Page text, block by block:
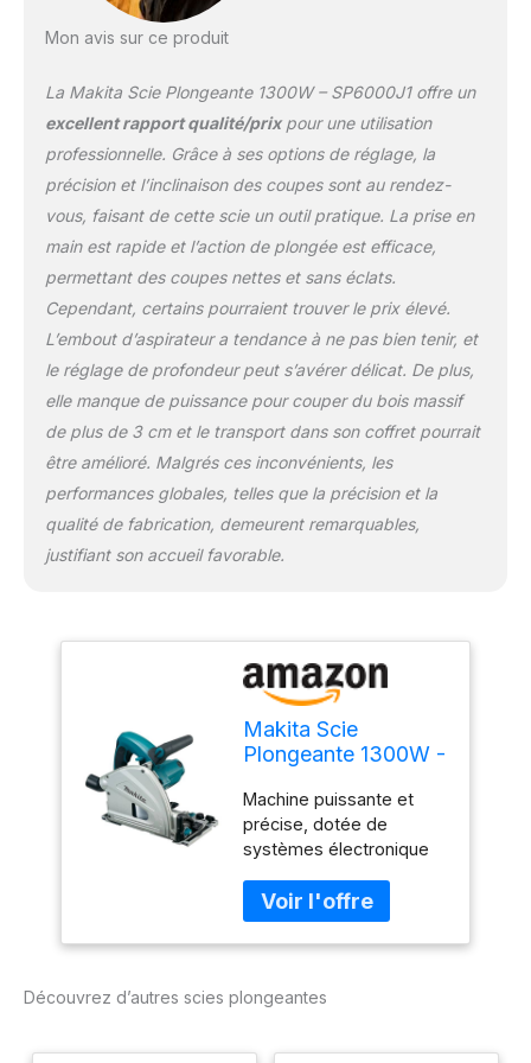
| Inclinaison (Biaise) D/G
max. à 45° 40 mm
Mon avis sur ce produit
La Makita Scie Plongeante 1300W – SP6000J1 offre un
excellent rapport qualité/prixpour une utilisation
professionnelle. Grâce à ses options de réglage, la
précision et l’inclinaison des coupes sont au rendez-
vous, faisant de cette scie un outil pratique. La prise en
main est rapide et l’action de plongée est efficace,
permettant des coupes nettes et sans éclats.
Cependant, certains pourraient trouver le prix élevé.
L’embout d’aspirateur a tendance à ne pas bien tenir, et
le réglage de profondeur peut s’avérer délicat. De plus,
elle manque de puissance pour couper du bois massif
de plus de 3 cm et le transport dans son coffret pourrait
être amélioré. Malgrés ces inconvénients, les
performances globales, telles que la précision et la
qualité de fabrication, demeurent remarquables,
justifiant son accueil favorable.
Makita Scie
Plongeante 1300W -
+ rail de guidage
Machine puissante et
précise, dotée de
systèmes électronique
sécurité Régulateur
électronique pour un
démarrage sans à-coups
sélectionné Sécurité
coupes biaises
Découvrez d’autres scies plongeantes